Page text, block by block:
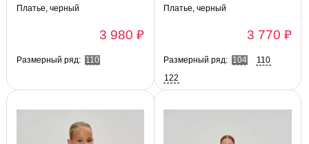
Платье, черный
3 980 ₽
Размерный ряд: 110
Платье, черный
3 770 ₽
Размерный ряд: 104
110
122